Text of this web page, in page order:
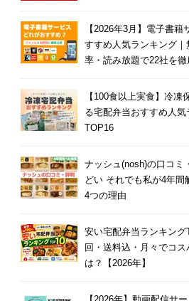
【2026年3月】電子書籍
すすめ人気ランキング｜
率・読み放題で22社を徹
【100食以上実食】冷凍
る宅配弁当おすすめ人気
TOP16
ナッシュ(nosh)の口コミ
どい それでも私が4年間
4つの理由
安い宅配弁当ランキング
回・送料込・月々でコス
は？【2026年】